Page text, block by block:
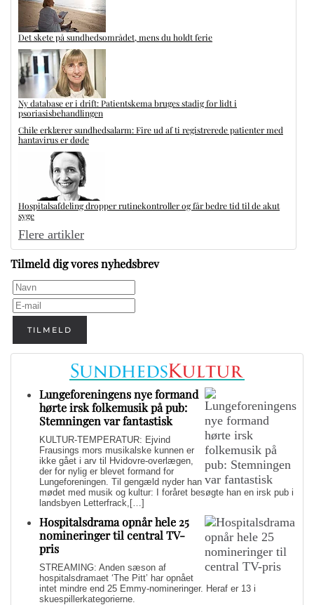
Det skete på sundhedsområdet, mens du holdt ferie
Ny database er i drift: Patientskema bruges stadig for lidt i
psoriasisbehandlingen
Chile erklærer sundhedsalarm: Fire ud af ti registrerede patienter med
hantavirus er døde
Hospitalsafdeling dropper rutinekontroller og får bedre tid til de akut
syge
Flere artikler
Tilmeld dig vores nyhedsbrev
TILMELD
Lungeforeningens nye formand
hørte irsk folkemusik på pub:
Stemningen var fantastisk
KULTUR-TEMPERATUR: Ejvind
Frausings mors musikalske kunnen er
ikke gået i arv til Hvidovre-overlægen,
der for nylig er blevet formand for
Lungeforeningen. Til gengæld nyder han
mødet med musik og kultur: I foråret besøgte han en irsk pub i
landsbyen Letterfrack,[…]
Hospitalsdrama opnår hele 25
nomineringer til central TV-
pris
STREAMING: Anden sæson af
hospitalsdramaet ‘The Pitt’ har opnået
intet mindre end 25 Emmy-nomineringer. Heraf er 13 i
skuespillerkategorierne.